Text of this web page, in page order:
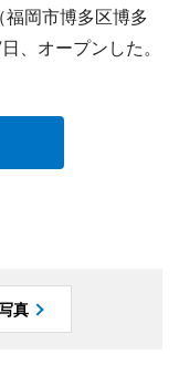
岡市博多区博多
オープンした。
真